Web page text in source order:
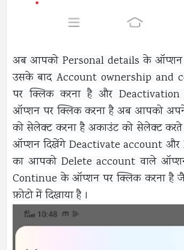
अब आपको Personal details के ऑप्शन
उसके बाद Account ownership and
पर क्लिक करना है और
ऑप्शन पर क्लिक करना है अब आपको अपने
को सेलेक्ट करना है अकाउंट को सेलेक्ट
ऑप्शन दिखेंगे Deactivate account और
का आपको Delete account वाले
Continue के ऑप्शन पर क्लिक करना है
फ़ोटो में दिखाया है ।